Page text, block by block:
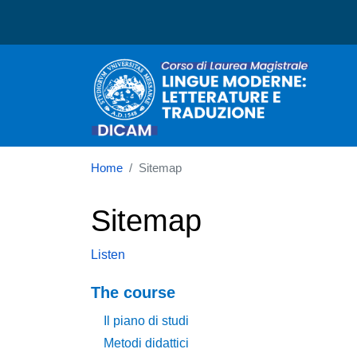
Corso di laurea in
Home Sitemap
Sitemap
Listen
Navigazione principale
The course
Il piano di studi
Metodi didattici